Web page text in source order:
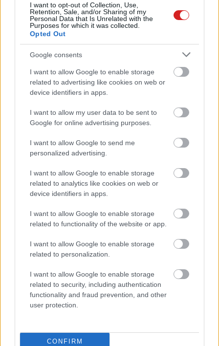
I want to opt-out of Collection, Use,
Retention, Sale, and/or Sharing of my
Personal Data that Is Unrelated with the
Purposes for which it was collected.
Opted Out
Google consents
I want to allow Google to enable storage
related to advertising like cookies on web or
device identifiers in apps.
I want to allow my user data to be sent to
Google for online advertising purposes.
I want to allow Google to send me
personalized advertising.
I want to allow Google to enable storage
related to analytics like cookies on web or
device identifiers in apps.
I want to allow Google to enable storage
related to functionality of the website or app.
I want to allow Google to enable storage
related to personalization.
I want to allow Google to enable storage
related to security, including authentication
functionality and fraud prevention, and other
user protection.
CONFIRM
KÖVESS FACEBOOKON!
LEGOLVASOTTABBAK
PC-d, a konzolod és a többi
Napelem sem kell hozzá: ez a
takarékos otthonok következő nagy
dobása
tesztkörnyezetből